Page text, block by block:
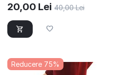
20,00 Lei 40,00 Lei
Reducere 75%